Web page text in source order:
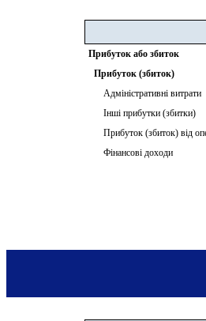
Прибуток або збиток
Прибуток (збиток)
Адміністративні витрати
Інші прибутки (збитки)
Прибуток (збиток) від
Фінансові доходи